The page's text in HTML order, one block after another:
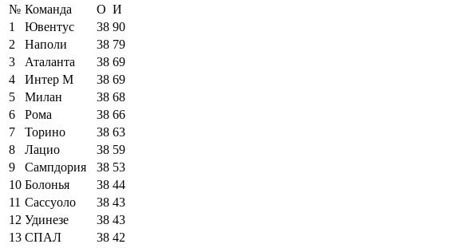
№ Команда О И
1
Ювентус 38 90
2
Наполи 38 79
3
Аталанта 38 69
4
Интер М 38 69
5
Милан 38 68
6
Рома 38 66
7
Торино 38 63
8
Лацио 38 59
9
Сампдория 38 53
10 Болонья 38 44
11 Сассуоло 38 43
12 Удинезе 38 43
13 СПАЛ 38 42